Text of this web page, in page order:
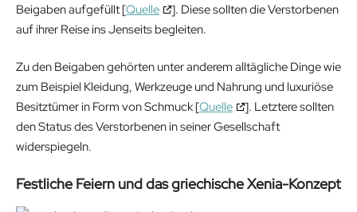
Beigaben aufgefüllt [Quelle
]. Diese sollten die Verstorbenen
auf ihrer Reise ins Jenseits begleiten.
Zu den Beigaben gehörten unter anderem alltägliche Dinge wie
zum Beispiel Kleidung, Werkzeuge und Nahrung und luxuriöse
Besitztümer in Form von Schmuck [Quelle
]. Letztere sollten
den Status des Verstorbenen in seiner Gesellschaft
widerspiegeln.
Festliche Feiern und das griechische Xenia-Konzept